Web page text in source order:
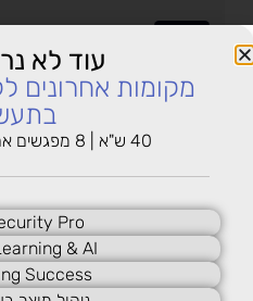
3
Integration
4
Integration ||
5
Delivery
עוד לא
מקומות אחרונים
40 ש"א | 8 מפגשים אחה"צ | ZOOM LIVE
Pro
& AI
Success